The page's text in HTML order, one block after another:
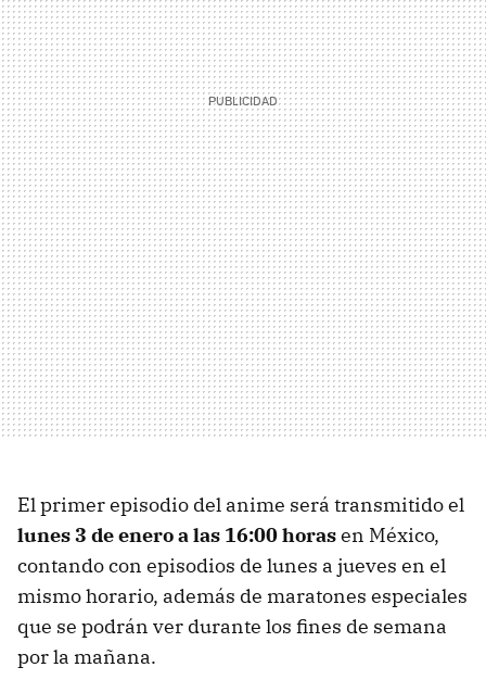
El primer episodio del anime será transmitido el
lunes 3 de enero a las 16:00 horasen México,
contando con episodios de lunes a jueves en el
mismo horario, además de maratones especiales
que se podrán ver durante los fines de semana
por la mañana.